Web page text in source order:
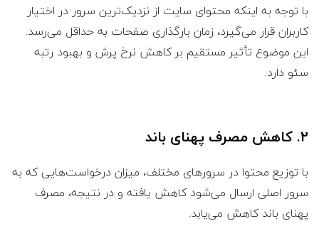
با توجه به اینکه محتوای سایت از نزدیک‌ترین سرور در اختیار
کاربران قرار می‌گیرد، زمان بارگذاری صفحات به حداقل می‌رسد.
این موضوع تأثیر مستقیم بر کاهش نرخ پرش و بهبود رتبه
سئو دارد.
۲. کاهش مصرف پهنای باند
با توزیع محتوا در سرورهای مختلف، میزان درخواست‌هایی که به
سرور اصلی ارسال می‌شود کاهش یافته و در نتیجه، مصرف
پهنای باند کاهش می‌یابد.